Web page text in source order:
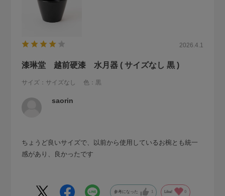
2026.4.1
漆琳堂 越前硬漆 水月器 ( サイズなし 黒 )
サイズ：サイズなし 色：黒
saorin
ちょうど良いサイズで、以前から使用しているお椀とも統一
感があり、良かったです
参考になった 1 Like! 0